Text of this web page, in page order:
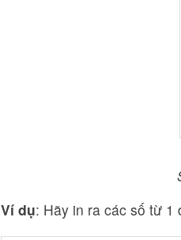
Ví dụ: Hãy in ra các số từ 1